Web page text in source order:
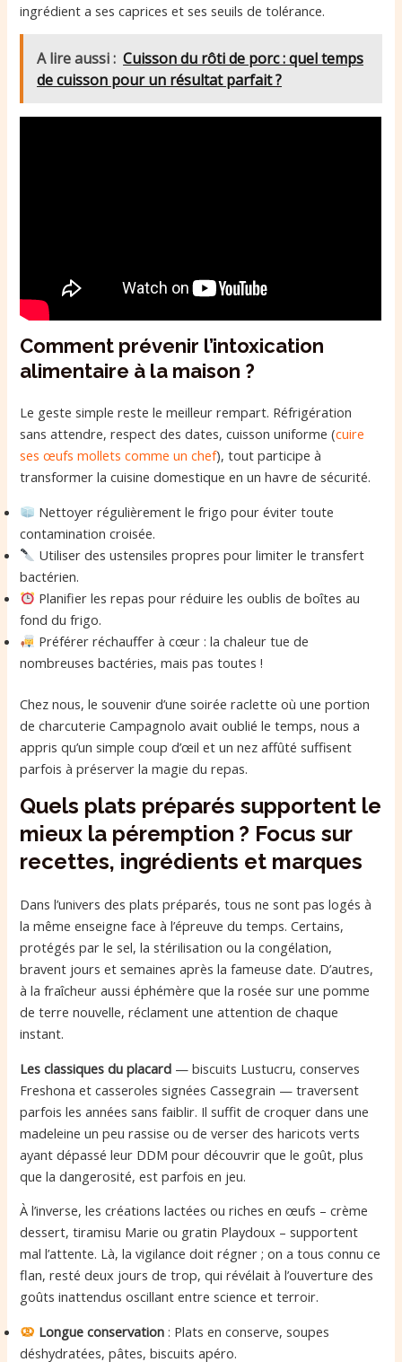
ingrédient a ses caprices et ses seuils de tolérance.
A lire aussi : Cuisson du rôti de porc : quel temps
de cuisson pour un résultat parfait ?
Comment prévenir l’intoxication
alimentaire à la maison ?
Le geste simple reste le meilleur rempart. Réfrigération
sans attendre, respect des dates, cuisson uniforme (cuire
ses œufs mollets comme un chef), tout participe à
transformer la cuisine domestique en un havre de sécurité.
Nettoyer régulièrement le frigo pour éviter toute
contamination croisée.
Utiliser des ustensiles propres pour limiter le transfert
bactérien.
Planifier les repas pour réduire les oublis de boîtes au
fond du frigo.
Préférer réchauffer à cœur : la chaleur tue de
nombreuses bactéries, mais pas toutes !
Chez nous, le souvenir d’une soirée raclette où une portion
de charcuterie Campagnolo avait oublié le temps, nous a
appris qu’un simple coup d’œil et un nez affûté suffisent
parfois à préserver la magie du repas.
Quels plats préparés supportent le
mieux la péremption ? Focus sur
recettes, ingrédients et marques
Dans l’univers des plats préparés, tous ne sont pas logés à
la même enseigne face à l’épreuve du temps. Certains,
protégés par le sel, la stérilisation ou la congélation,
bravent jours et semaines après la fameuse date. D’autres,
à la fraîcheur aussi éphémère que la rosée sur une pomme
de terre nouvelle, réclament une attention de chaque
instant.
Les classiques du placard — biscuits Lustucru, conserves
Freshona et casseroles signées Cassegrain — traversent
parfois les années sans faiblir. Il suffit de croquer dans une
madeleine un peu rassise ou de verser des haricots verts
ayant dépassé leur DDM pour découvrir que le goût, plus
que la dangerosité, est parfois en jeu.
À l’inverse, les créations lactées ou riches en œufs – crème
dessert, tiramisu Marie ou gratin Playdoux – supportent
mal l’attente. Là, la vigilance doit régner ; on a tous connu ce
flan, resté deux jours de trop, qui révélait à l’ouverture des
goûts inattendus oscillant entre science et terroir.
Longue conservation : Plats en conserve, soupes
déshydratées, pâtes, biscuits apéro.